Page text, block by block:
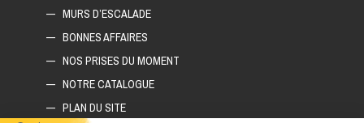
MURS D’ESCALADE
BONNES AFFAIRES
NOS PRISES DU MOMENT
NOTRE CATALOGUE
PLAN DU SITE